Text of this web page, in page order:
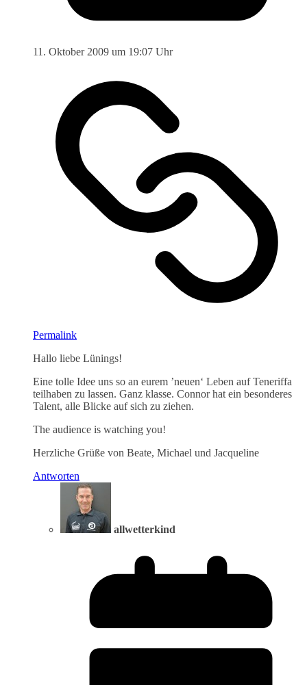
11. Oktober 2009 um 19:07 Uhr
Permalink
Hallo liebe Lünings!
Eine tolle Idee uns so an eurem ’neuen‘ Leben auf Teneriffa
teilhaben zu lassen. Ganz klasse. Connor hat ein besonderes
Talent, alle Blicke auf sich zu ziehen.
The audience is watching you!
Herzliche Grüße von Beate, Michael und Jacqueline
Antworten
allwetterkind